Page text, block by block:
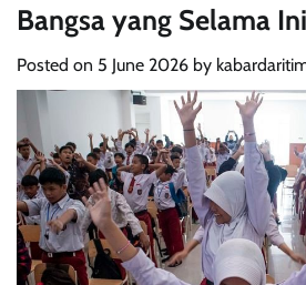
Bangsa yang Selama
Posted on 5 June 2026 by